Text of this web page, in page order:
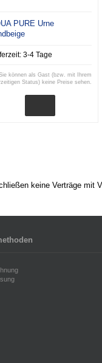
PURE Urne
3-4 Tage
können als Gast (bzw. mit Ihrem
Status) keine Preise sehen.
keine Verträge mit